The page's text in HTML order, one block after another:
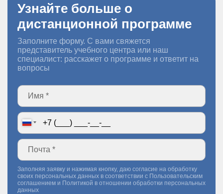
Узнайте больше о
дистанционной программе
Заполните форму. С вами свяжется
представитель учебного центра или наш
специалист: расскажет о программе и ответит на
вопросы
Заполняя заявку и нажимая кнопку, даю согласие на обработку
своих персональных данных в соответствии с Пользовательским
соглашением и Политикой в отношении обработки персональных
данных